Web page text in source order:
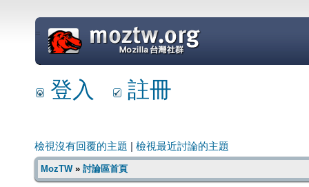
=
登入 註冊
檢視沒有回覆的主題 檢視最近討論的主題
MozTW» 討論區首頁